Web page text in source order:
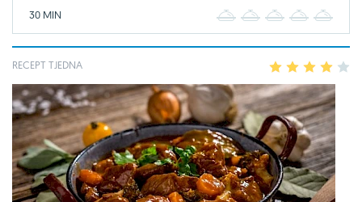
30 MIN 2 3 4
RECEPT TJEDNA 2 3 4